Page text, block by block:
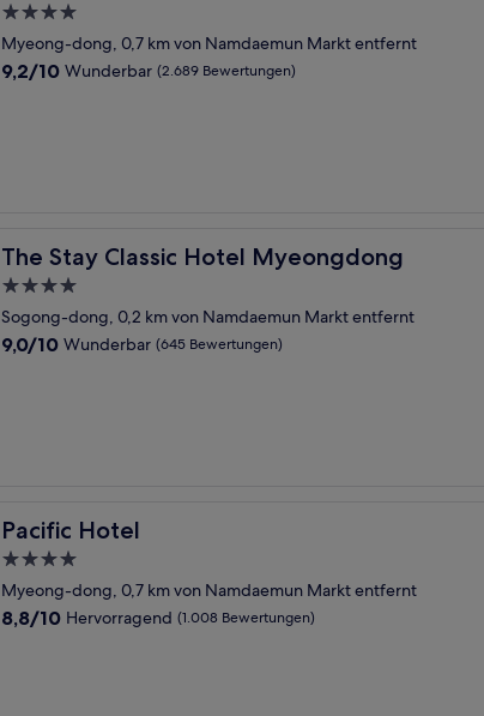
4.0-
Sterne-
Unterkunft
Myeong-dong, 0,7 km von Namdaemun Markt entfernt
9.2
9,2/10 Wunderbar (2.689 Bewertungen)
The Stay Classic Hotel Myeongdong
The Stay Classic Hotel Myeongdong
4.0-
Sterne-
Unterkunft
Sogong-dong, 0,2 km von Namdaemun Markt entfernt
9.0
9,0/10 Wunderbar (645 Bewertungen)
Pacific Hotel
Pacific Hotel
4.0-
Sterne-
Unterkunft
Myeong-dong, 0,7 km von Namdaemun Markt entfernt
8.8
8,8/10 Hervorragend (1.008 Bewertungen)